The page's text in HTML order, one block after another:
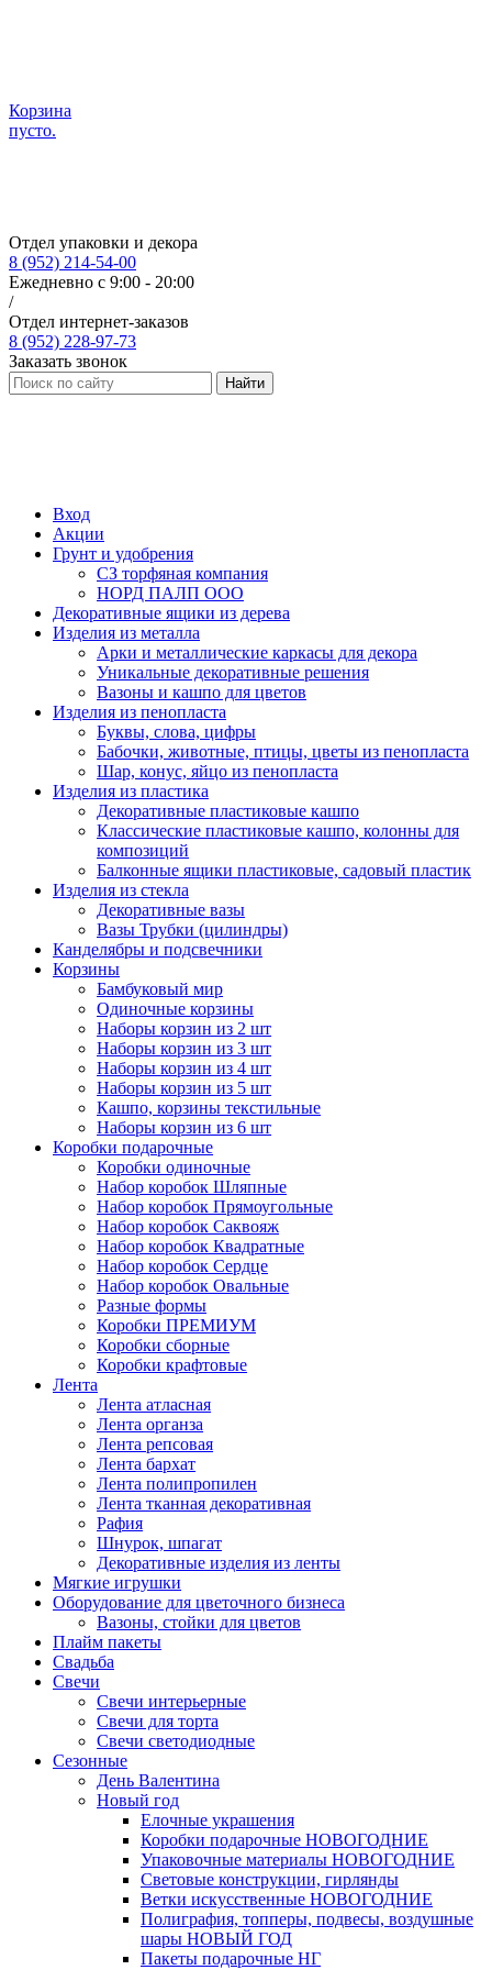
Корзина
пусто.
Отдел упаковки и декора
8 (952) 214-54-00
Ежедневно с 9:00 - 20:00
/
Отдел интернет-заказов
8 (952) 228-97-73
Заказать звонок
Найти
Вход
Акции
Грунт и удобрения
СЗ торфяная компания
НОРД ПАЛП ООО
Декоративные ящики из дерева
Изделия из металла
Арки и металлические каркасы для декора
Уникальные декоративные решения
Вазоны и кашпо для цветов
Изделия из пенопласта
Буквы, слова, цифры
Бабочки, животные, птицы, цветы из пенопласта
Шар, конус, яйцо из пенопласта
Изделия из пластика
Декоративные пластиковые кашпо
Классические пластиковые кашпо, колонны для
композиций
Балконные ящики пластиковые, садовый пластик
Изделия из стекла
Декоративные вазы
Вазы Трубки (цилиндры)
Канделябры и подсвечники
Корзины
Бамбуковый мир
Одиночные корзины
Наборы корзин из 2 шт
Наборы корзин из 3 шт
Наборы корзин из 4 шт
Наборы корзин из 5 шт
Кашпо, корзины текстильные
Наборы корзин из 6 шт
Коробки подарочные
Коробки одиночные
Набор коробок Шляпные
Набор коробок Прямоугольные
Набор коробок Саквояж
Набор коробок Квадратные
Набор коробок Сердце
Набор коробок Овальные
Разные формы
Коробки ПРЕМИУМ
Коробки сборные
Коробки крафтовые
Лента
Лента атласная
Лента органза
Лента репсовая
Лента бархат
Лента полипропилен
Лента тканная декоративная
Рафия
Шнурок, шпагат
Декоративные изделия из ленты
Мягкие игрушки
Оборудование для цветочного бизнеса
Вазоны, стойки для цветов
Плайм пакеты
Свадьба
Свечи
Свечи интерьерные
Свечи для торта
Свечи светодиодные
Сезонные
День Валентина
Новый год
Елочные украшения
Коробки подарочные НОВОГОДНИЕ
Упаковочные материалы НОВОГОДНИЕ
Световые конструкции, гирлянды
Ветки искусственные НОВОГОДНИЕ
Полиграфия, топперы, подвесы, воздушные
шары НОВЫЙ ГОД
Пакеты подарочные НГ